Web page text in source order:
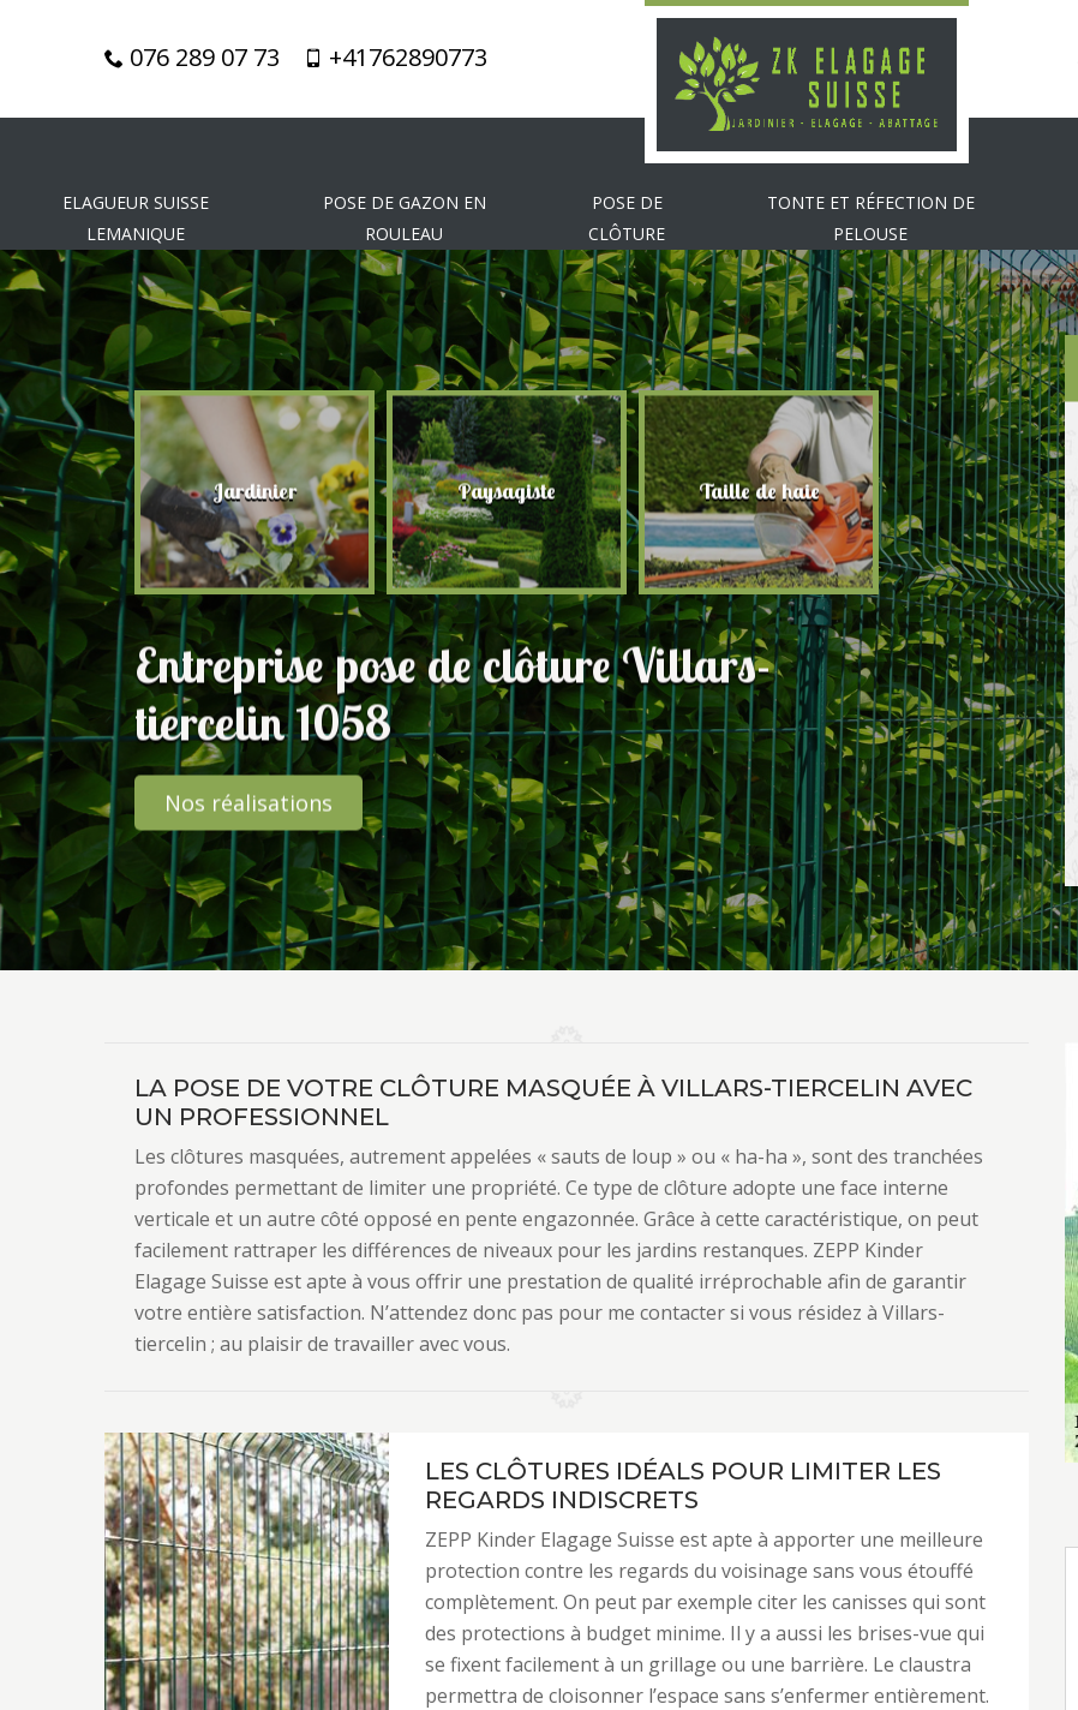
076 289 07 73 +41762890773
ELAGUEUR SUISSE
LEMANIQUE
POSE DE GAZON EN
ROULEAU
POSE DE
CLÔTURE
TONTE ET RÉFECTION DE
PELOUSE
Jardinier Paysagiste Taille de haie Abattage d'arbres
Entreprise pose de clôture Villars-
tiercelin 1058
Nos réalisations
LA POSE DE VOTRE CLÔTURE MASQUÉE À VILLARS-TIERCELIN AVEC
UN PROFESSIONNEL
Les clôtures masquées, autrement appelées « sauts de loup » ou « ha-ha », sont des tranchées
profondes permettant de limiter une propriété. Ce type de clôture adopte une face interne
verticale et un autre côté opposé en pente engazonnée. Grâce à cette caractéristique, on peut
facilement rattraper les différences de niveaux pour les jardins restanques. ZEPP Kinder
Elagage Suisse est apte à vous offrir une prestation de qualité irréprochable afin de garantir
votre entière satisfaction. N’attendez donc pas pour me contacter si vous résidez à Villars-
tiercelin ; au plaisir de travailler avec vous.
LES CLÔTURES IDÉALS POUR LIMITER LES
REGARDS INDISCRETS
ZEPP Kinder Elagage Suisse est apte à apporter une meilleure
protection contre les regards du voisinage sans vous étouffé
complètement. On peut par exemple citer les canisses qui sont
des protections à budget minime. Il y a aussi les brises-vue qui
se fixent facilement à un grillage ou une barrière. Le claustra
permettra de cloisonner l’espace sans s’enfermer entièrement.